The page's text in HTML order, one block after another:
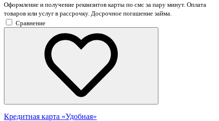
Оформление и получение реквизитов карты по смс за пару минут. Оплата
товаров или услуг в рассрочку. Досрочное погашение займа.
Сравнение
Кредитная карта «Удобная»